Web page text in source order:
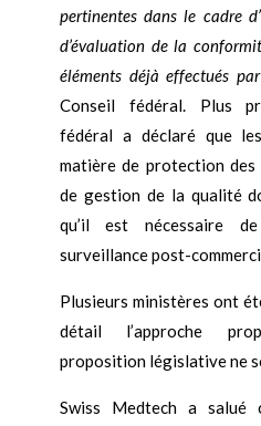
pertinentes dans le cadre
d’évaluation de la
éléments déjà effectués
Conseil fédéral. Plus
fédéral a déclaré que
matière de protection des
de gestion de la qualité
qu’il est nécessaire
surveillance post-
Plusieurs ministères ont
détail l’approche
proposition législative ne
Swiss Medtech a salué